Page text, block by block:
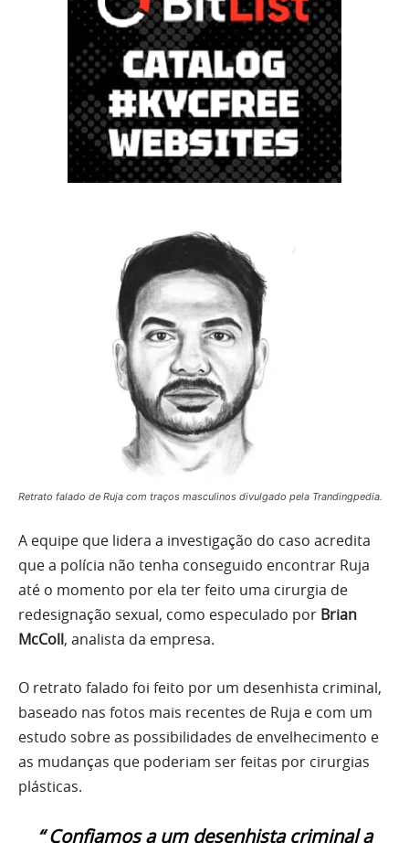
Retrato falado de Ruja com traços masculinos divulgado pela Trandingpedia.
A equipe que lidera a investigação do caso acredita
que a polícia não tenha conseguido encontrar Ruja
até o momento por ela ter feito uma cirurgia de
redesignação sexual, como especulado por Brian
McColl, analista da empresa.
O retrato falado foi feito por um desenhista criminal,
baseado nas fotos mais recentes de Ruja e com um
estudo sobre as possibilidades de envelhecimento e
as mudanças que poderiam ser feitas por cirurgias
plásticas.
“ Confiamos a um desenhista criminal a